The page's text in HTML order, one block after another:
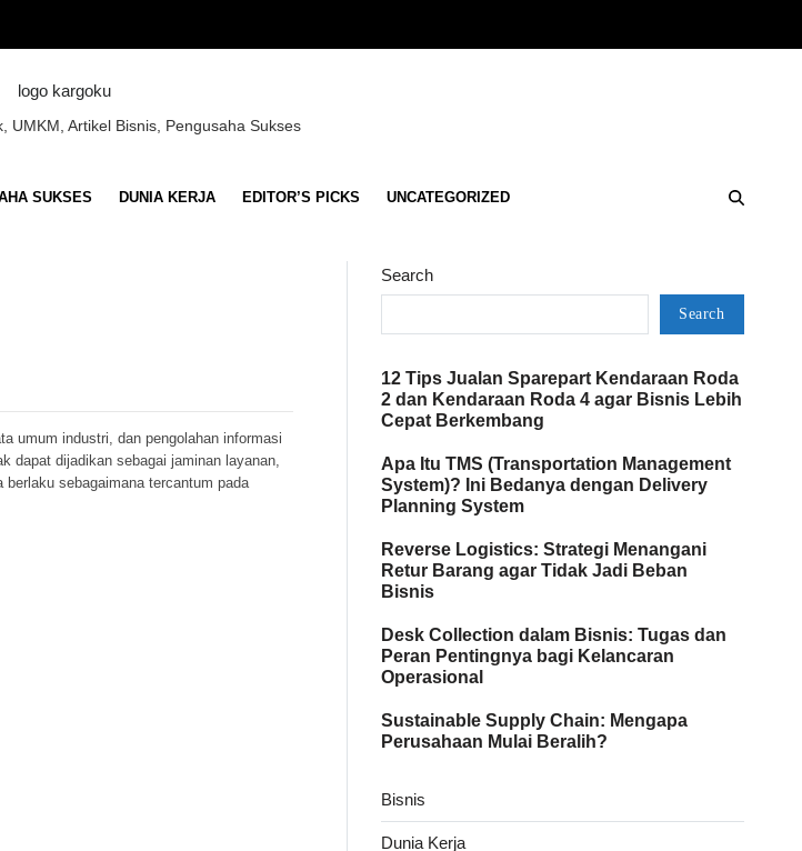
UMKM, Artikel Bisnis, Pengusaha Sukses
SUKSES DUNIA KERJA EDITOR’S PICKS UNCATEGORIZED
umum industri, dan pengolahan informasi
dapat dijadikan sebagai jaminan layanan,
sebagaimana tercantum pada
Search
Search
12 Tips Jualan Sparepart Kendaraan Roda
2 dan Kendaraan Roda 4 agar Bisnis Lebih
Cepat Berkembang
Apa Itu TMS (Transportation Management
System)? Ini Bedanya dengan Delivery
Planning System
Reverse Logistics: Strategi Menangani
Retur Barang agar Tidak Jadi Beban
Bisnis
Desk Collection dalam Bisnis: Tugas dan
Peran Pentingnya bagi Kelancaran
Operasional
Sustainable Supply Chain: Mengapa
Perusahaan Mulai Beralih?
Bisnis
Dunia Kerja